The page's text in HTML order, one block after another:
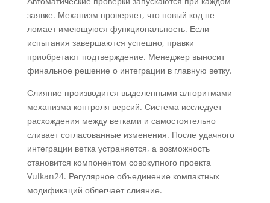
заявке. Механизм проверяет, что новый код не
ломает имеющуюся функциональность. Если
испытания завершаются успешно, правки
приобретают подтверждение. Менеджер выносит
финальное решение о интеграции в главную ветку.
Слияние производится выделенными алгоритмами
механизма контроля версий. Система исследует
расхождения между ветками и самостоятельно
сливает согласованные изменения. После удачного
интеграции ветка устраняется, а возможность
становится компонентом совокупного проекта
Vulkan24. Регулярное объединение компактных
модификаций облегчает слияние.